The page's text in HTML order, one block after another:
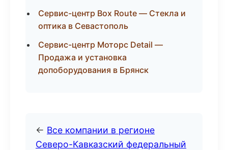
Сервис-центр Box Route — Стекла и
оптика в Севастополь
Сервис-центр Моторс Detail —
Продажа и установка
допоборудования в Брянск
← Все компании в регионе
Северо-Кавказский федеральный